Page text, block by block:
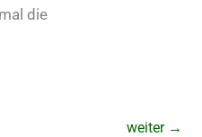
die
weiter →